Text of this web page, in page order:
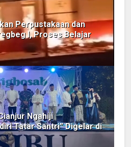
Perpustakaan dan
I, Proses Belajar
Ngahiji
Tatar Santri” Digelar di